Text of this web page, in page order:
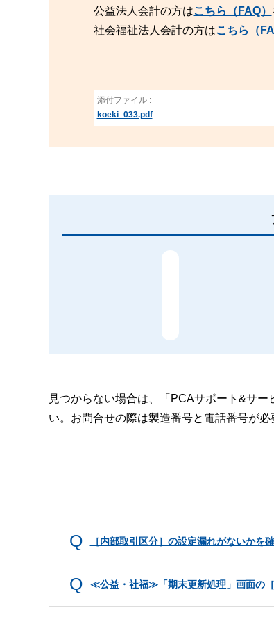
公益法人会計の方はこちら（FAQ）
社会福祉法人会計の方はこちら（
添付ファイル :
koeki_033.pdf
見つからない場合は、「PCAサポート&サー
い。お問合せの際は製造番号と電話番号が必
［内部取引区分］の設定漏れがないかを
≪公益・社福≫「期末更新処理」画面の［